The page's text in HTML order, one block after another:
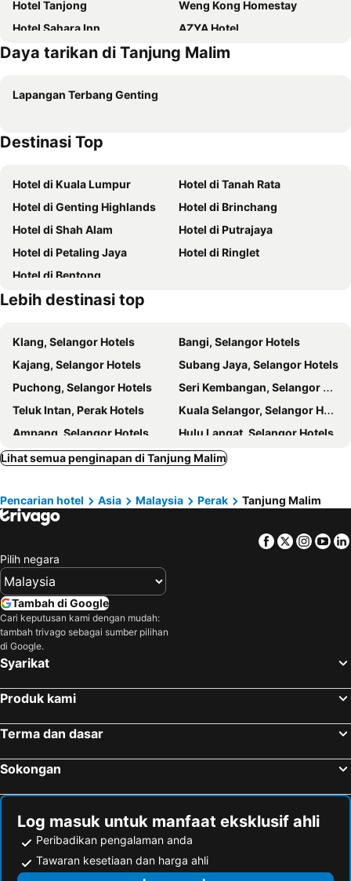
Hotel Tanjong
Weng Kong Homestay
Hotel Sahara Inn
AZYA Hotel
1108 Carebin Slim River
OYO 1224 Hotel Hajah Rohayah
Oyo Rooms Tanjung Malim Felcra
Daya tarikan di Tanjung Malim
Lapangan Terbang Genting
Destinasi Top
Hotel di Kuala Lumpur
Hotel di Tanah Rata
Hotel di Genting Highlands
Hotel di Brinchang
Hotel di Shah Alam
Hotel di Putrajaya
Hotel di Petaling Jaya
Hotel di Ringlet
Hotel di Bentong
Lebih destinasi top
Klang, Selangor Hotels
Bangi, Selangor Hotels
Kajang, Selangor Hotels
Subang Jaya, Selangor Hotels
Puchong, Selangor Hotels
Seri Kembangan, Selangor Hotels
Teluk Intan, Perak Hotels
Kuala Selangor, Selangor Hotels
Ampang, Selangor Hotels
Hulu Langat, Selangor Hotels
Kampar, Perak Hotels
Batu Caves, Selangor Hotels
Rawang, Selangor Hotels
Damansara, Selangor Hotels
Sungkai, Perak Hotels
Bandar Sunway, Selangor Hotels
Georgetown, Penang Hotels
Tanah Rata, Pahang Hotels
Batu Ferringhi, Penang Hotels
Bayan Lepas, Penang Hotels
Taiping, Perak Hotels
Kuantan, Pahang Hotels
Kuala Terengganu, Terengganu Hotels
Johor Bahru, Johor Hotels
Lihat semua penginapan di Tanjung Malim
Pencarian hotel Asia Malaysia Perak Tanjung Malim
Facebook
Twitter
Pilih negara
Tambah di Google
Cari keputusan kami dengan mudah:
tambah trivago sebagai sumber pilihan
di Google.
Syarikat
Produk kami
Terma dan dasar
Sokongan
Log masuk untuk manfaat eksklusif ahli
Peribadikan pengalaman anda
Tawaran kesetiaan dan harga ahli